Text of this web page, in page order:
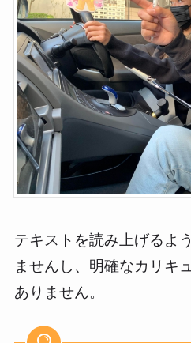
テキストを読み上げるよ
ませんし、明確なカリキ
ありません。